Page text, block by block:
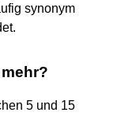
synonym
5 und 15